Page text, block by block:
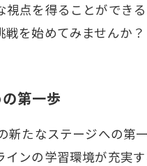
点を得ることができ
を始めてみませんか？
第一歩
たなステージへの第
ンの学習環境が充実